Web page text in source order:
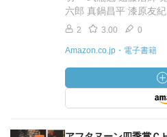
六郎 真鍋昌平 漆原友
2 3.00 0
Amazon.co.jp・電子書籍